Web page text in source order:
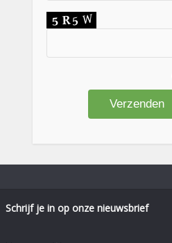
Schrijf je in op onze nieuwsbrief